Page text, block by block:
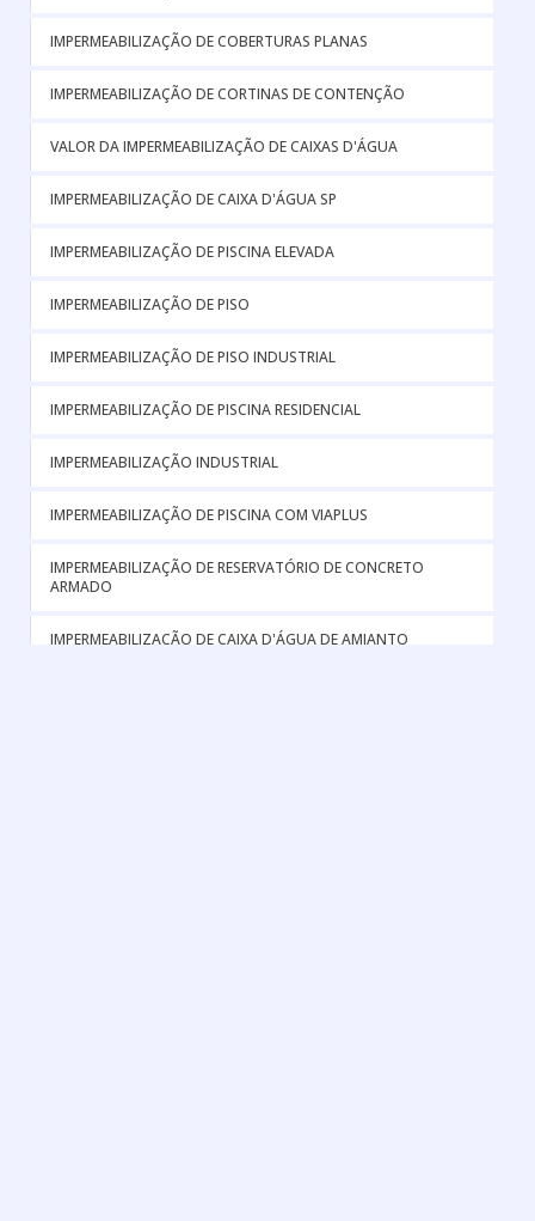
IMPERMEABILIZAÇÃO DE COBERTURAS PLANAS
IMPERMEABILIZAÇÃO DE CORTINAS DE CONTENÇÃO
VALOR DA IMPERMEABILIZAÇÃO DE CAIXAS D'ÁGUA
IMPERMEABILIZAÇÃO DE CAIXA D'ÁGUA SP
IMPERMEABILIZAÇÃO DE PISCINA ELEVADA
IMPERMEABILIZAÇÃO DE PISO
IMPERMEABILIZAÇÃO DE PISO INDUSTRIAL
IMPERMEABILIZAÇÃO DE PISCINA RESIDENCIAL
IMPERMEABILIZAÇÃO INDUSTRIAL
IMPERMEABILIZAÇÃO DE PISCINA COM VIAPLUS
IMPERMEABILIZAÇÃO DE RESERVATÓRIO DE CONCRETO
ARMADO
IMPERMEABILIZAÇÃO DE CAIXA D'ÁGUA DE AMIANTO